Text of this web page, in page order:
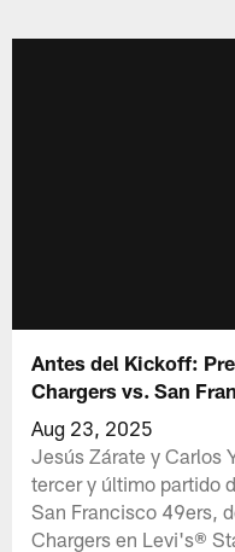
Antes del Kickoff:
Chargers vs. San
Aug 23, 2025
Jesús Zárate y Carlos
tercer y último partido
San Francisco 49ers,
Chargers en Levi's®